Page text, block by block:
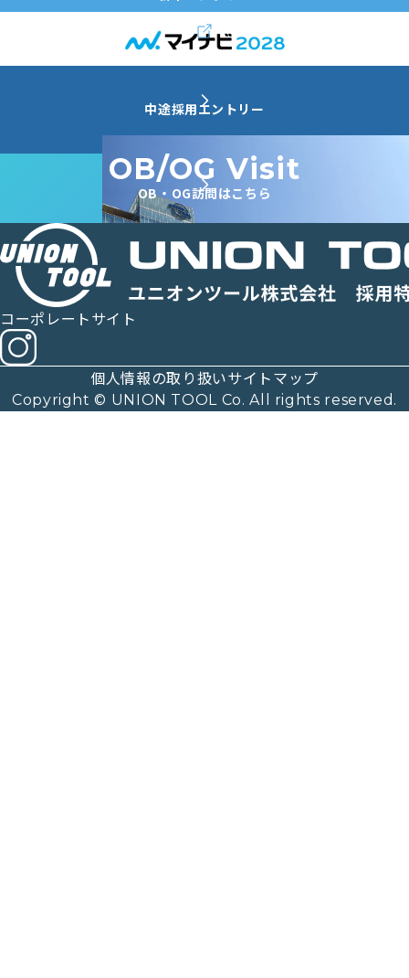
中途採用エントリー
OB/OG Visit
OB・OG訪問はこちら
コーポレートサイト
個人情報の取り扱いサイトマップ
Copyright © UNION TOOL Co. All rights reserved.